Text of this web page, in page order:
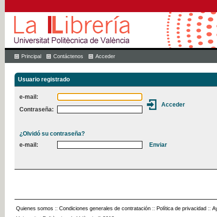
Principal Contáctenos Acceder
Usuario registrado
e-mail:
Contraseña:
¿Olvidó su contraseña?
e-mail:
Quienes somos :: Condiciones generales de contratación :: Política de privacidad ::